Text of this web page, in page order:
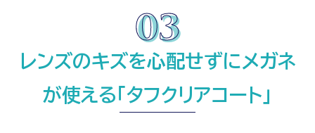
レンズのキズを心配せずにメガネ
が使える「タフクリアコート」